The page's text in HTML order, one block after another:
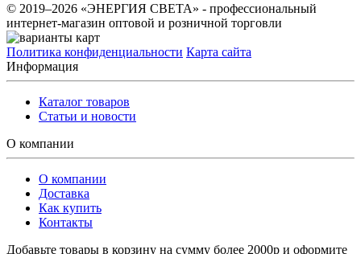
© 2019–2026 «ЭНЕРГИЯ СВЕТА» - профессиональный
интернет-магазин оптовой и розничной торговли
Политика конфиденциальности Карта сайта
Информация
Каталог товаров
Статьи и новости
О компании
О компании
Доставка
Как купить
Контакты
Добавьте товары в корзину на сумму более 2000р и оформите